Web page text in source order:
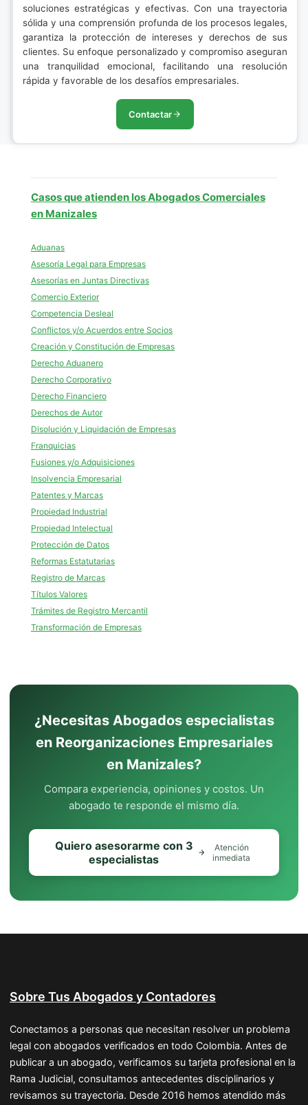
soluciones estratégicas y efectivas. Con una trayectoria
sólida y una comprensión profunda de los procesos legales,
garantiza la protección de intereses y derechos de sus
clientes. Su enfoque personalizado y compromiso aseguran
una tranquilidad emocional, facilitando una resolución
rápida y favorable de los desafíos empresariales.
Contactar
Casos que atienden los Abogados Comerciales
en Manizales
Aduanas
Asesoría Legal para Empresas
Asesorías en Juntas Directivas
Comercio Exterior
Competencia Desleal
Conflictos y/o Acuerdos entre Socios
Creación y Constitución de Empresas
Derecho Aduanero
Derecho Corporativo
Derecho Financiero
Derechos de Autor
Disolución y Liquidación de Empresas
Franquicias
Fusiones y/o Adquisiciones
Insolvencia Empresarial
Patentes y Marcas
Propiedad Industrial
Propiedad Intelectual
Protección de Datos
Reformas Estatutarias
Registro de Marcas
Títulos Valores
Trámites de Registro Mercantil
Transformación de Empresas
¿Necesitas Abogados especialistas
en Reorganizaciones Empresariales
en Manizales?
Compara experiencia, opiniones y costos. Un
abogado te responde el mismo día.
Quiero asesorarme con 3
especialistas
Atención
inmediata
Sobre Tus Abogados y Contadores
Conectamos a personas que necesitan resolver un problema
legal con abogados verificados en todo Colombia. Antes de
publicar a un abogado, verificamos su tarjeta profesional en la
Rama Judicial, consultamos antecedentes disciplinarios y
revisamos su trayectoria. Desde 2016 hemos atendido más